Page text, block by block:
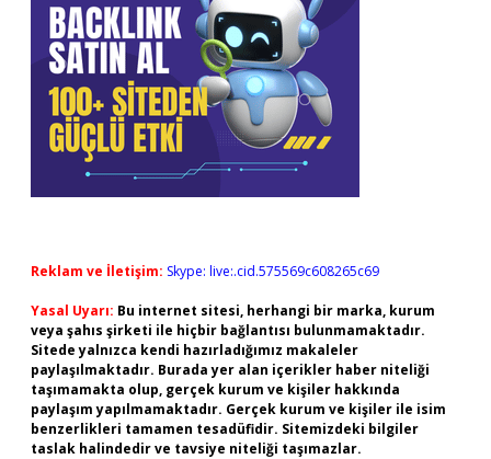
Reklam ve İletişim: Skype: live:.cid.575569c608265c69
Yasal Uyarı: Bu internet sitesi, herhangi bir marka, kurum
veya şahıs şirketi ile hiçbir bağlantısı bulunmamaktadır.
Sitede yalnızca kendi hazırladığımız makaleler
paylaşılmaktadır. Burada yer alan içerikler haber niteliği
taşımamakta olup, gerçek kurum ve kişiler hakkında
paylaşım yapılmamaktadır. Gerçek kurum ve kişiler ile isim
benzerlikleri tamamen tesadüfidir. Sitemizdeki bilgiler
taslak halindedir ve tavsiye niteliği taşımazlar.